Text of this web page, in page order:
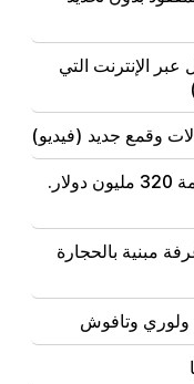
لعب دور
الحديدية
المنتجات
روبينيان إلى
الإنترنت التي
وقمع جديد (فيديو)
وستحصل الحكومة على قروض جديدة بقيمة 320 مليون دولار.
على مجمع قديم يتكون من 34 غرفة مبنية بالحجارة
ولوري وتافوش